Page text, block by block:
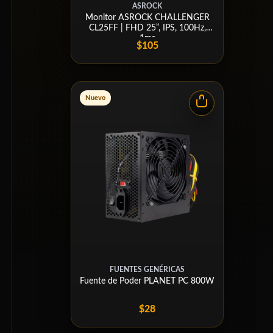
ASROCK
Monitor ASROCK CHALLENGER
CL25FF | FHD 25”, IPS, 100Hz,
1ms
$105
Nuevo
FUENTES GENÉRICAS
Fuente de Poder PLANET PC 800W
$28